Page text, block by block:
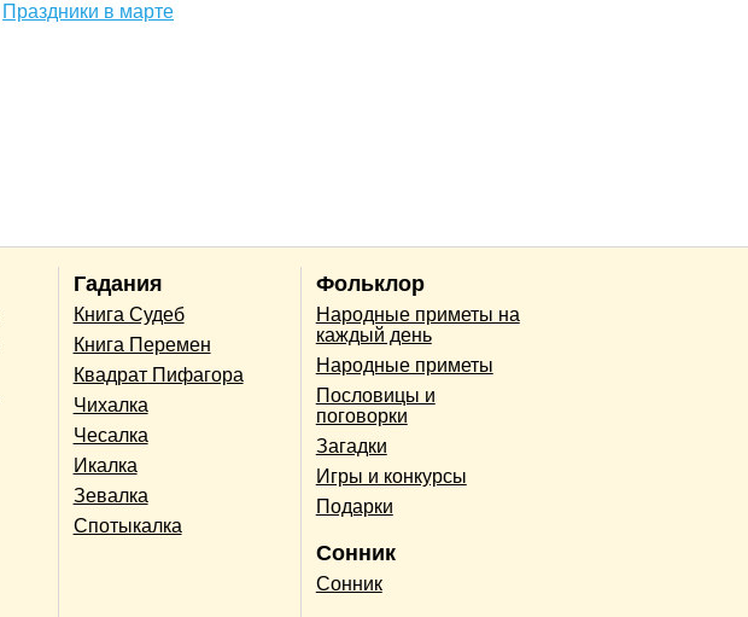
Праздники в марте
Гадания
Книга Судеб
Книга Перемен
Квадрат Пифагора
Чихалка
Чесалка
Икалка
Зевалка
Спотыкалка
Фольклор
Народные приметы на
каждый день
Народные приметы
Пословицы и
поговорки
Загадки
Игры и конкурсы
Подарки
Сонник
Сонник